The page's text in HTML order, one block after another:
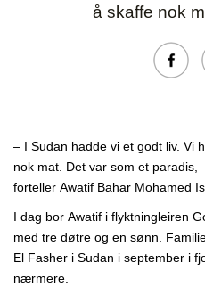
å skaffe nok
– I Sudan hadde vi et godt liv. Vi
nok mat. Det var som et paradis,
forteller Awatif Bahar Mohamed
I dag bor Awatif i flyktningleiren
med tre døtre og en sønn.
El Fasher i Sudan i september i
nærmere.